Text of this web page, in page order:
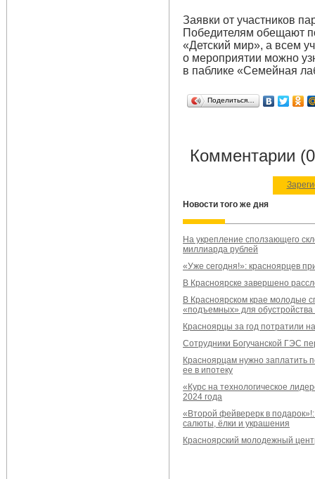
Заявки от участников
Победителям обещают
«Детский мир», а всем
о мероприятии можно
в паблике «Семейная
Поделиться…
Комментарии
Новости того же дня
На укрепление сползающего
миллиарда рублей
«Уже сегодня!»: красноярцев
В Красноярске завершено
В Красноярском крае молодые
«подъемных» для обустройства
Красноярцы за год потратили
Сотрудники Богучанской ГЭС
Красноярцам нужно заплатить
ее в ипотеку
«Курс на технологическое
2024 года
«Второй фейверерк в подарок»!:
салюты, ёлки и украшения
Красноярский молодежный